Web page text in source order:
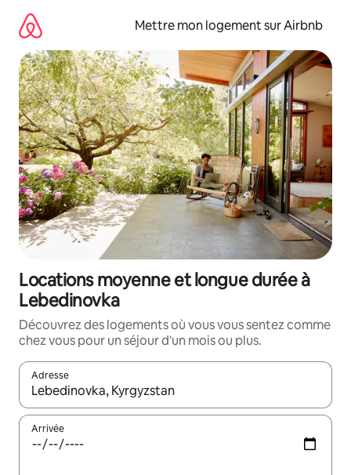
directement
contenu
Mettre mon logement sur Airbnb
Locations moyenne et longue durée à
Lebedinovka
Découvrez des logements où vous vous sentez comme
chez vous pour un séjour d'un mois ou plus.
Adresse
Lorsque les résultats s'affichent, utilisez les flèches vers le
Arrivée